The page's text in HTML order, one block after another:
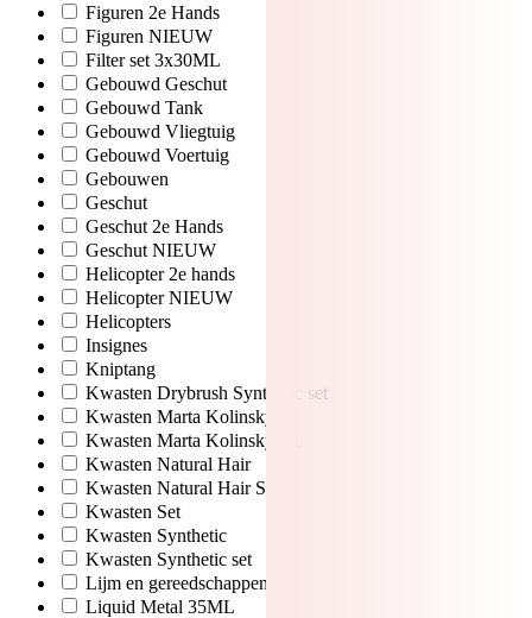
Figuren 2e Hands
Figuren NIEUW
Filter set 3x30ML
Gebouwd Geschut
Gebouwd Tank
Gebouwd Vliegtuig
Gebouwd Voertuig
Gebouwen
Geschut
Geschut 2e Hands
Geschut NIEUW
Helicopter 2e hands
Helicopter NIEUW
Helicopters
Insignes
Kniptang
Kwasten Drybrush Synthetic set
Kwasten Marta Kolinsky
Kwasten Marta Kolinsky set
Kwasten Natural Hair
Kwasten Natural Hair Set
Kwasten Set
Kwasten Synthetic
Kwasten Synthetic set
Lijm en gereedschappen
Liquid Metal 35ML